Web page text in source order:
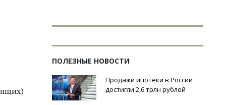
ПОЛЕЗНЫЕ НОВОСТИ
Продажи ипотеки в России
достигли 2,6 трлн рублей